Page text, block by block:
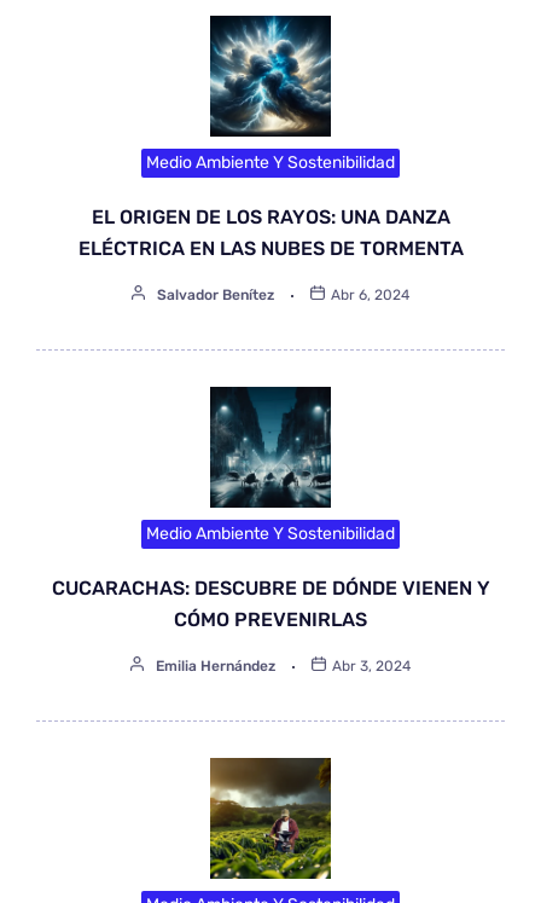
Medio Ambiente Y Sostenibilidad
EL ORIGEN DE LOS RAYOS: UNA DANZA
ELÉCTRICA EN LAS NUBES DE TORMENTA
Salvador Benítez Abr 6, 2024
Medio Ambiente Y Sostenibilidad
CUCARACHAS: DESCUBRE DE DÓNDE VIENEN Y
CÓMO PREVENIRLAS
Emilia Hernández Abr 3, 2024